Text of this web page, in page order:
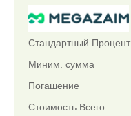
Стандартный Процент
Миним. сумма
Погашение
Стоимость Всего